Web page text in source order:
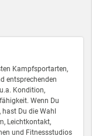
Kampfsportarten,
entsprechenden
Kondition,
Wenn Du
Du die Wahl
Leichtkontakt,
und Fitnessstudios